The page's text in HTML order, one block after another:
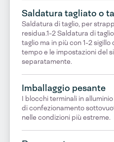
Saldatura tagliato o
Saldatura di taglio, per
residua.1-2 Saldatura di
taglio ma in più con 1-2
tempo e le impostazioni del
separatamente.
Imballaggio pesante
I blocchi terminali in
di confezionamento
nelle condizioni più estreme.